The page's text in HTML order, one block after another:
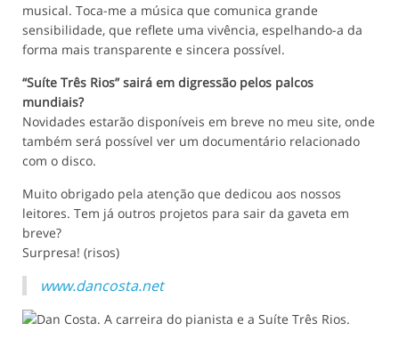
musical. Toca-me a música que comunica grande
sensibilidade, que reflete uma vivência, espelhando-a da
forma mais transparente e sincera possível.
“Suíte Três Rios” sairá em digressão pelos palcos
mundiais?
Novidades estarão disponíveis em breve no meu site, onde
também será possível ver um documentário relacionado
com o disco.
Muito obrigado pela atenção que dedicou aos nossos
leitores. Tem já outros projetos para sair da gaveta em
breve?
Surpresa! (risos)
www.dancosta.net